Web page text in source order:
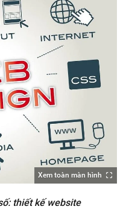
Xem toàn màn hình
thiết kế website